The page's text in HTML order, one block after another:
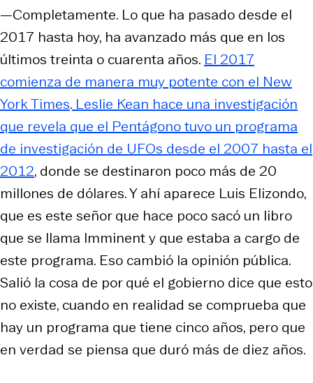
—Completamente. Lo que ha pasado desde el
2017 hasta hoy, ha avanzado más que en los
últimos treinta o cuarenta años. El 2017
comienza de manera muy potente con el New
York Times. Leslie Kean hace una investigación
que revela que el Pentágono tuvo un programa
de investigación de UFOs desde el 2007 hasta el
2012, donde se destinaron poco más de 20
millones de dólares. Y ahí aparece Luis Elizondo,
que es este señor que hace poco sacó un libro
que se llama Imminenty que estaba a cargo de
este programa. Eso cambió la opinión pública.
Salió la cosa de por qué el gobierno dice que esto
no existe, cuando en realidad se comprueba que
hay un programa que tiene cinco años, pero que
en verdad se piensa que duró más de diez años.